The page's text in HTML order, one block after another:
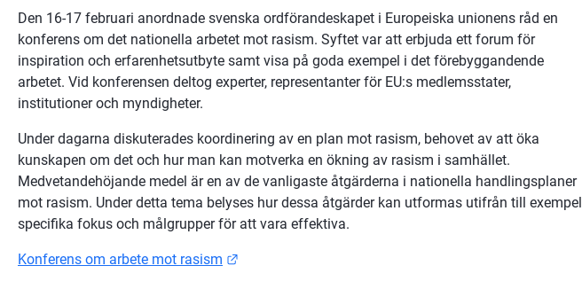
Den 16-17 februari anordnade svenska ordförandeskapet i Europeiska unionens råd en
konferens om det nationella arbetet mot rasism. Syftet var att erbjuda ett forum för
inspiration och erfarenhetsutbyte samt visa på goda exempel i det förebyggandende
arbetet. Vid konferensen deltog experter, representanter för EU:s medlemsstater,
institutioner och myndigheter.
Under dagarna diskuterades koordinering av en plan mot rasism, behovet av att öka
kunskapen om det och hur man kan motverka en ökning av rasism i samhället.
Medvetandehöjande medel är en av de vanligaste åtgärderna i nationella handlingsplaner
mot rasism. Under detta tema belyses hur dessa åtgärder kan utformas utifrån till exempel
specifika fokus och målgrupper för att vara effektiva.
Konferens om arbete mot rasism